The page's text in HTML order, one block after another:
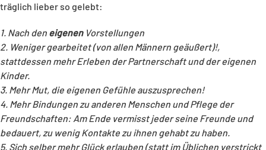
träglich lieber so gelebt:
1. Nach den eigenen Vorstellungen
2. Weniger gearbeitet (von allen Männern geäußert)!,
stattdessen mehr Erleben der Partnerschaft und der eigenen
Kinder.
3. Mehr Mut, die eigenen Gefühle auszusprechen!
4. Mehr Bindungen zu anderen Menschen und Pflege der
Freundschaften: Am Ende vermisst jeder seine Freunde und
bedauert, zu wenig Kontakte zu ihnen gehabt zu haben.
5. Sich selber mehr Glück erlauben (statt im Üblichen verstrickt